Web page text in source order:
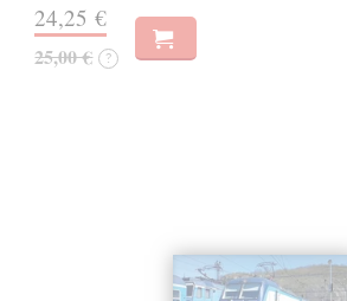
24,25 €
25,00 € ?